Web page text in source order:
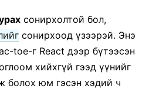
сонирхолтой бол,
сонирхоод үзээрэй. Энэ
toe-г React дээр бүтээсэн
хийхгүй гээд үүнийг
болох юм гэсэн хэдий ч